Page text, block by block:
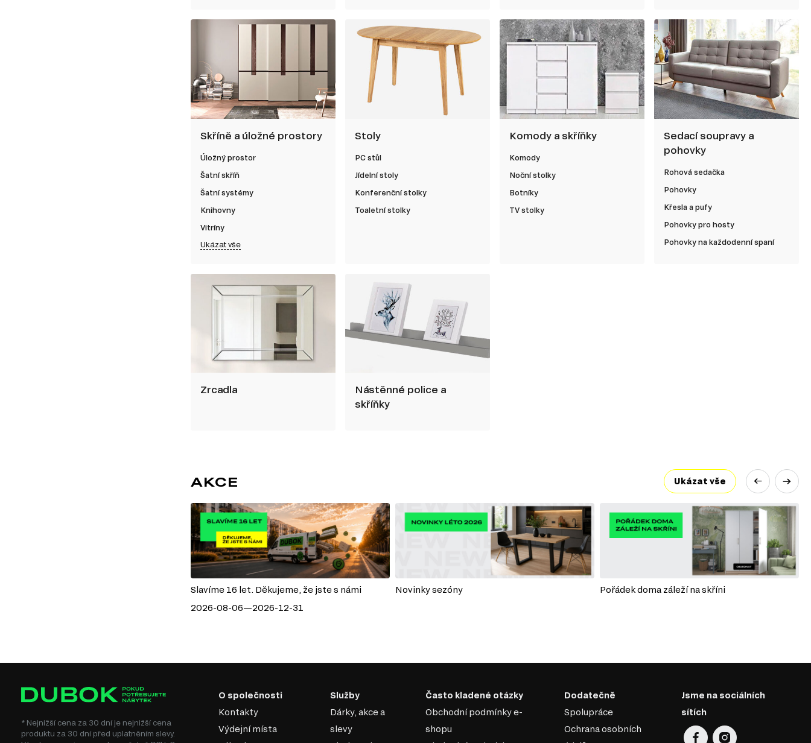
Skříně a úložné prostory
Úložný prostor
Šatní skříň
Šatní systémy
Knihovny
Vitríny
Ukázat vše
Stoly
PC stůl
Jídelní stoly
Konferenční stolky
Toaletní stolky
Komody a skříňky
Komody
Noční stolky
Botníky
TV stolky
Sedací soupravy a
pohovky
Rohová sedačka
Pohovky
Křesla a pufy
Pohovky pro hosty
Pohovky na každodenní spaní
Zrcadla
Nástěnné police a
skříňky
AKCE Ukázat vše
Slavíme 16 let. Děkujeme, že jste s námi
2026-08-06—2026-12-31
Novinky sezóny Pořádek doma záleží na skříni
* Nejnižší cena za 30 dní je nejnižší cena
produktu za 30 dní před uplatněním slevy.
O společnosti
Kontakty
Výdejní místa
Služby
Dárky, akce a
slevy
Často kladené otázky
Obchodní podmínky e-
shopu
Dodatečně
Spolupráce
Ochrana osobních
Jsme na sociálních
sítích